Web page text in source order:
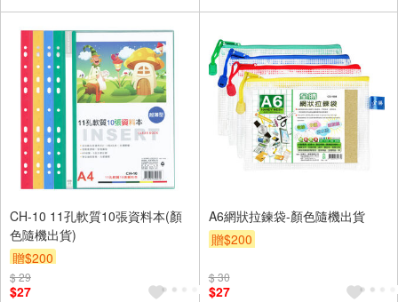
CH-10 11孔軟質10張資料本(顏
色隨機出貨)
贈$200
$ 29
$27
A6網狀拉鍊袋-顏色隨機出貨
贈$200
$ 30
$27